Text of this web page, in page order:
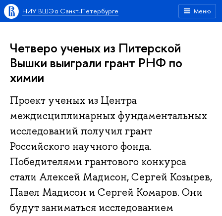
Меню
НИУ ВШЭ в Санкт-Петербурге
Четверо ученых из Питерской
Вышки выиграли грант РНФ по
химии
Проект ученых из Центра
междисциплинарных фундаментальных
исследований получил грант
Российского научного фонда.
Победителями грантового конкурса
стали Алексей Мадисон, Сергей Козырев,
Павел Мадисон и Сергей Комаров. Они
будут заниматься исследованием